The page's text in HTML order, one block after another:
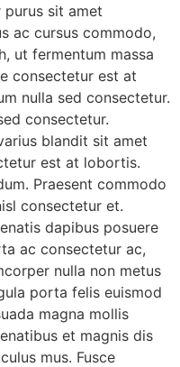
sit amet
ac cursus commodo,
ut fermentum massa
consectetur est at
nulla sed consectetur.
consectetur.
blandit sit amet
est at lobortis.
Praesent commodo
consectetur et.
dapibus posuere
ac consectetur ac,
nulla non metus
porta felis euismod
magna mollis
et magnis dis
mus. Fusce